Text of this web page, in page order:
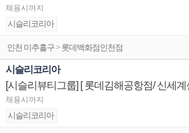
채용시까지
시슬리코리아
인천 미추홀구 > 롯데백화점인천점
시슬리코리아
채용시까지
시슬리코리아